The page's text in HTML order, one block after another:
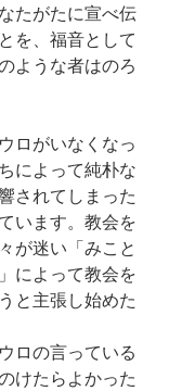
たがたに宣べ伝
を、福音として
ような者はのろ
ロがいなくなっ
によって純朴な
されてしまった
います。教会を
が迷い「みこと
によって教会を
と主張し始めた
ロの言っている
けたらよかった